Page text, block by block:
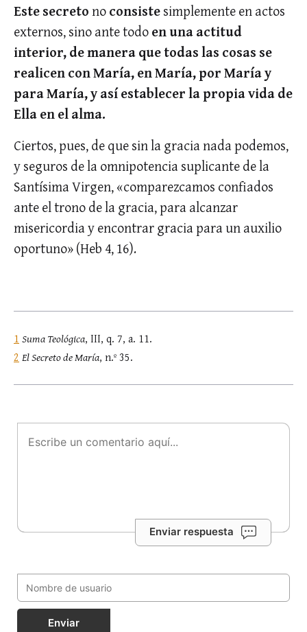
Este secretonoconsistesimplemente en actos
externos, sino ante todoen una actitud
interior, de manera que todas las cosas se
realicen con María, en María, por María y
para María, y así establecer la propia vida de
Ella en el alma.
Ciertos, pues, de que sin la gracia nada podemos,
y seguros de la omnipotencia suplicante de la
Santísima Virgen, «comparezcamos confiados
ante el trono de la gracia, para alcanzar
misericordia y encontrar gracia para un auxilio
oportuno» (Heb 4, 16).
1 Suma Teológica, III, q. 7, a. 11.
2 El Secreto de María, n.º 35.
Enviar respuesta
Enviar